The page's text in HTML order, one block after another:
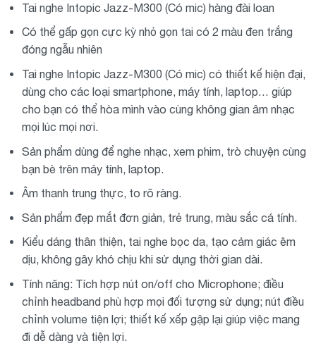
Tai nghe Intopic Jazz-M300 (Có mic) hàng đài loan
Có thể gấp gọn cực kỳ nhỏ gọn tai có 2 màu đen trắng
đóng ngẫu nhiên
Tai nghe Intopic Jazz-M300 (Có mic) có thiết kế hiện đại,
dùng cho các loại smartphone, máy tính, laptop… giúp
cho bạn có thể hòa mình vào cùng không gian âm nhạc
mọi lúc mọi nơi.
Sản phẩm dùng để nghe nhạc, xem phim, trò chuyện cùng
bạn bè trên máy tính, laptop.
Âm thanh trung thực, to rõ ràng.
Sản phẩm đẹp mắt đơn giản, trẻ trung, màu sắc cá tính.
Kiểu dáng thân thiện, tai nghe bọc da, tạo cảm giác êm
dịu, không gây khó chịu khi sử dụng thời gian dài.
Tính năng: Tích hợp nút on/off cho Microphone; điều
chỉnh headband phù hợp mọi đối tượng sử dụng; nút điều
chỉnh volume tiện lợi; thiết kế xếp gập lại giúp việc mang
đi dễ dàng và tiện lợi.